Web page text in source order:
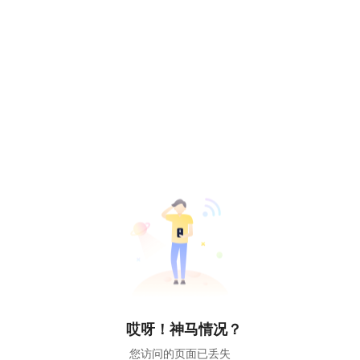
哎呀！神马情况？
您访问的页面已丢失